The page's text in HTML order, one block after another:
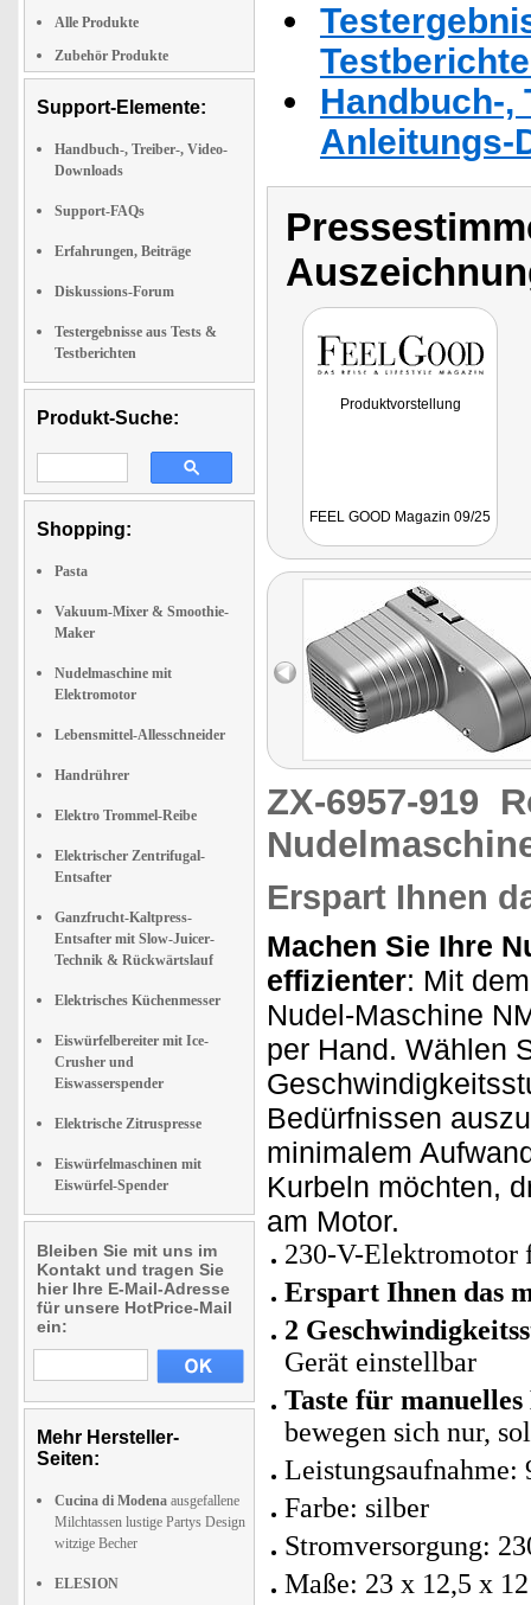
Alle Produkte
Zubehör Produkte
Support-Elemente:
Handbuch-, Treiber-, Video-
Downloads
Support-FAQs
Erfahrungen, Beiträge
Diskussions-Forum
Testergebnisse aus Tests &
Testberichten
Produkt-Suche:
Shopping:
Pasta
Vakuum-Mixer & Smoothie-
Maker
Nudelmaschine mit
Elektromotor
Lebensmittel-Allesschneider
Handrührer
Elektro Trommel-Reibe
Elektrischer Zentrifugal-
Entsafter
Ganzfrucht-Kaltpress-
Entsafter mit Slow-Juicer-
Technik & Rückwärtslauf
Elektrisches Küchenmesser
Eiswürfelbereiter mit Ice-
Crusher und
Eiswasserspender
Elektrische Zitruspresse
Eiswürfelmaschinen mit
Eiswürfel-Spender
Bleiben Sie mit uns im
Kontakt und tragen Sie
hier Ihre E-Mail-Adresse
für unsere HotPrice-Mail
ein:
Mehr Hersteller-
Seiten:
Cucina di Modena ausgefallene
Milchtassen lustige Partys Design
witzige Becher
ELESION
Handbuch-,
Anleitungs-
Produktvorstellung
FEEL GOOD Magazin 09/25
ZX-6957-919
Erspart Ihnen
Machen Sie Ihre
effizienter: Mit
Nudel-Maschine
per Hand. Wählen
Bedürfnissen
minimalem
Kurbeln möchten,
am Motor.
230-V-Elektromotor
Erspart Ihnen das
2
Gerät einstellbar
Taste für
bewegen sich nur,
Leistungsaufnahme:
Farbe: silber
Stromversorgung:
Maße: 23 x 12,5 x